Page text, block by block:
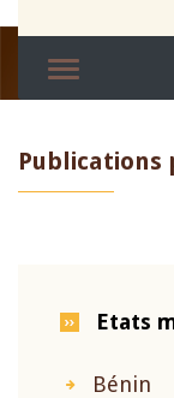
Publications
Etats
Bénin